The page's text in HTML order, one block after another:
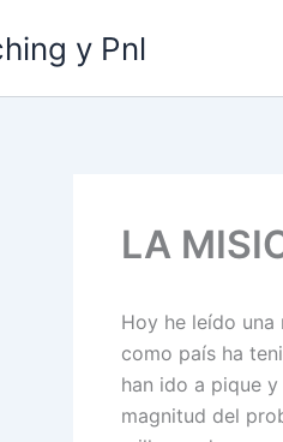
y Pnl
LA
Hoy he leído una
como país ha
han ido a pique
magnitud del